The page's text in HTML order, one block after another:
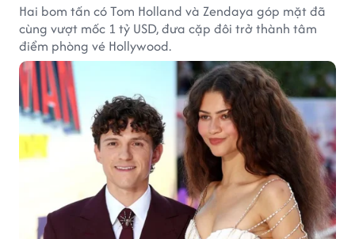
Hai bom tấn có Tom Holland và Zendaya góp mặt đã
cùng vượt mốc 1 tỷ USD, đưa cặp đôi trở thành tâm
điểm phòng vé Hollywood.